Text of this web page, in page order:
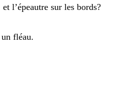
et l’épeautre sur les bords?
un fléau.